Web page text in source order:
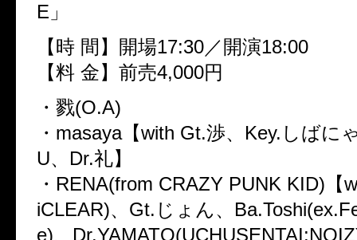
E」
【時 間】開場17:30／開演18:00
【料 金】前売4,000円
・戮(O.A)
・masaya【with Gt.渉、Key.しばに
U、Dr.礼】
・RENA(from CRAZY PUNK KID)【
iCLEAR)、Gt.じょん、
e)、